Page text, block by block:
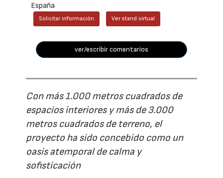
España
Solicitar información Ver stand virtual
ver/escribir comentarios
Con más 1.000 metros cuadrados de
espacios interiores y más de 3.000
metros cuadrados de terreno, el
proyecto ha sido concebido como un
oasis atemporal de calma y
sofisticación